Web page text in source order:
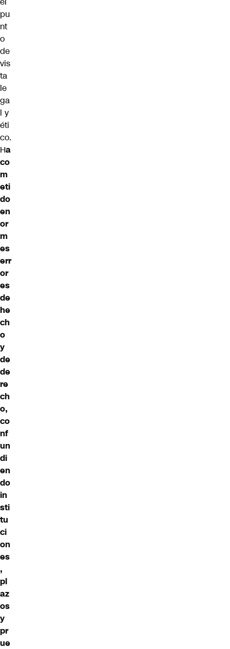
pu
nt
o
de
vis
ta
le
ga
l y
éti
co.
Ha
co
m
eti
do
en
or
m
es
err
or
es
de
he
ch
o
y
de
de
re
ch
o,
co
nf
un
di
en
do
in
sti
tu
ci
on
es
,
pl
az
os
y
pr
ue